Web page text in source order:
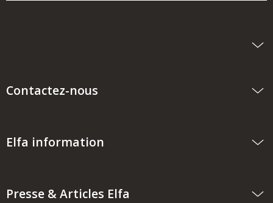
Contactez-nous
Elfa information
Presse & Articles Elfa